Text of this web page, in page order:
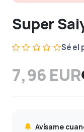
Super
Sé el
7,96 EUR
Avísame